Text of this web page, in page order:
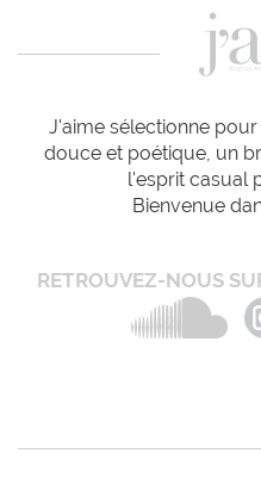
J'aime sélectionne
douce et poétique, un
l'esprit casual
Bienvenue
RETROUVEZ-NOUS